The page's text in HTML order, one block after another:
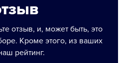
отзыв, и, может быть, это
Кроме этого, из ваших
рейтинг.